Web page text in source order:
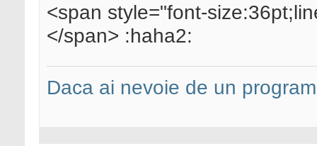
<span style="font-
</span> :haha2:
Daca ai nevoie de un